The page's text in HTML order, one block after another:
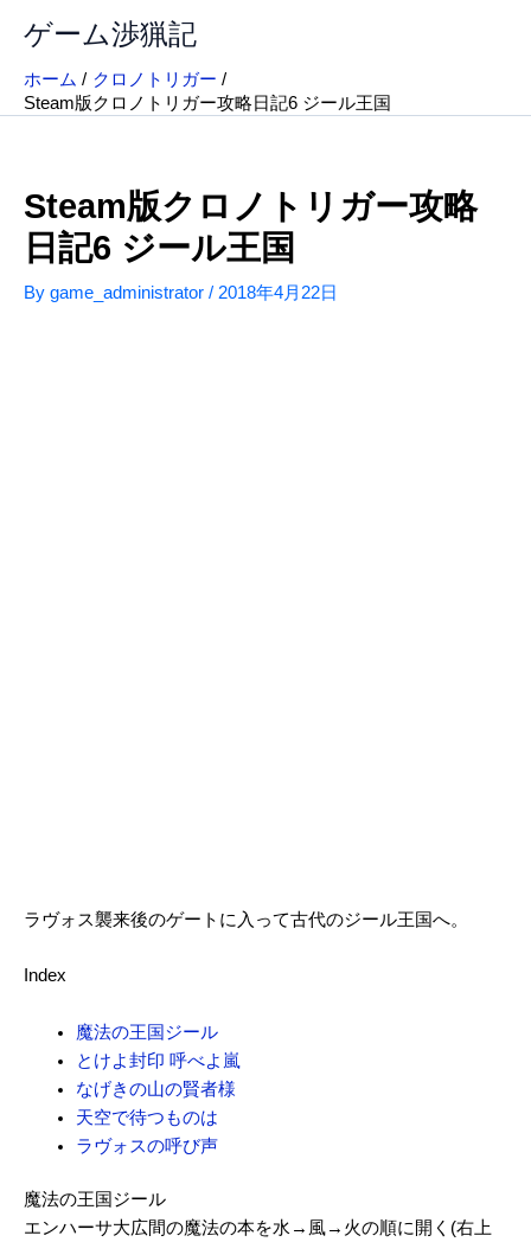
ゲーム渉猟記
ホーム
クロノトリガー
Steam版クロノトリガー攻略日記6 ジール王国
Steam版クロノトリガー攻略
日記6 ジール王国
By game_administrator / 2018年4月22日
ラヴォス襲来後のゲートに入って古代のジール王国へ。
Index
魔法の王国ジール
とけよ封印 呼べよ嵐
なげきの山の賢者様
天空で待つものは
ラヴォスの呼び声
魔法の王国ジール
エンハーサ大広間の魔法の本を水→風→火の順に開く(右上